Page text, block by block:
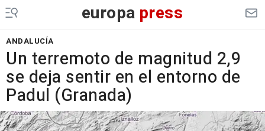
europa press
ANDALUCÍA
Un terremoto de magnitud 2,9
se deja sentir en el entorno de
Padul (Granada)